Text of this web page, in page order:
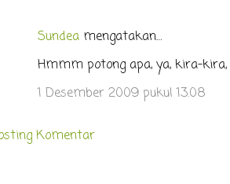
Sundeamengatakan…
Hmmm potong apa, ya, kira-
1 Desember 2009 pukul 13.08
Komentar